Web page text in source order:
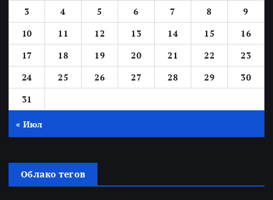
3
4 5 6 7 8
9
10
11 12 13 14 15
16
17
18 19 20 21 22
23
24
25 26 27 28 29
30
31
« Июл
Облако тегов